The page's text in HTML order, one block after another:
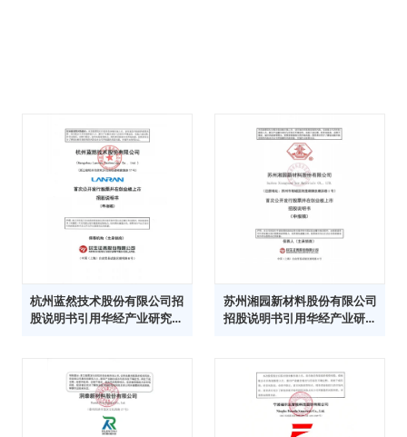
杭州蓝然技术股份有限公司招
股说明书引用华经产业研究院
苏州湘园新材料股份有限公司
招股说明书引用华经产业研究